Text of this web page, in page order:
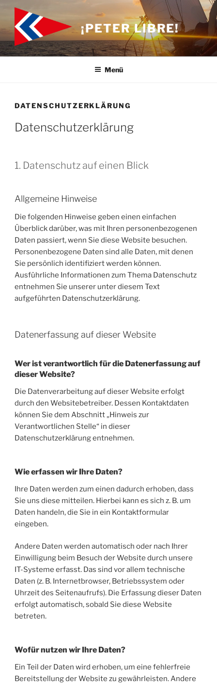
Zum
springen
¡PETER LIBRE!
Menü
DATENSCHUTZERKLÄRUNG
Datenschutz­erklärung
1. Datenschutz auf einen Blick
Allgemeine Hinweise
Die folgenden Hinweise geben einen einfachen
Überblick darüber, was mit Ihren personenbezogenen
Daten passiert, wenn Sie diese Website besuchen.
Personenbezogene Daten sind alle Daten, mit denen
Sie persönlich identifiziert werden können.
Ausführliche Informationen zum Thema Datenschutz
entnehmen Sie unserer unter diesem Text
aufgeführten Datenschutzerklärung.
Datenerfassung auf dieser Website
Wer ist verantwortlich für die Datenerfassung auf
dieser Website?
Die Datenverarbeitung auf dieser Website erfolgt
durch den Websitebetreiber. Dessen Kontaktdaten
können Sie dem Abschnitt „Hinweis zur
Verantwortlichen Stelle“ in dieser
Datenschutzerklärung entnehmen.
Wie erfassen wir Ihre Daten?
Ihre Daten werden zum einen dadurch erhoben, dass
Sie uns diese mitteilen. Hierbei kann es sich z. B. um
Daten handeln, die Sie in ein Kontaktformular
eingeben.
Andere Daten werden automatisch oder nach Ihrer
Einwilligung beim Besuch der Website durch unsere
IT-Systeme erfasst. Das sind vor allem technische
Daten (z. B. Internetbrowser, Betriebssystem oder
Uhrzeit des Seitenaufrufs). Die Erfassung dieser Daten
erfolgt automatisch, sobald Sie diese Website
betreten.
Wofür nutzen wir Ihre Daten?
Ein Teil der Daten wird erhoben, um eine fehlerfreie
Bereitstellung der Website zu gewährleisten. Andere